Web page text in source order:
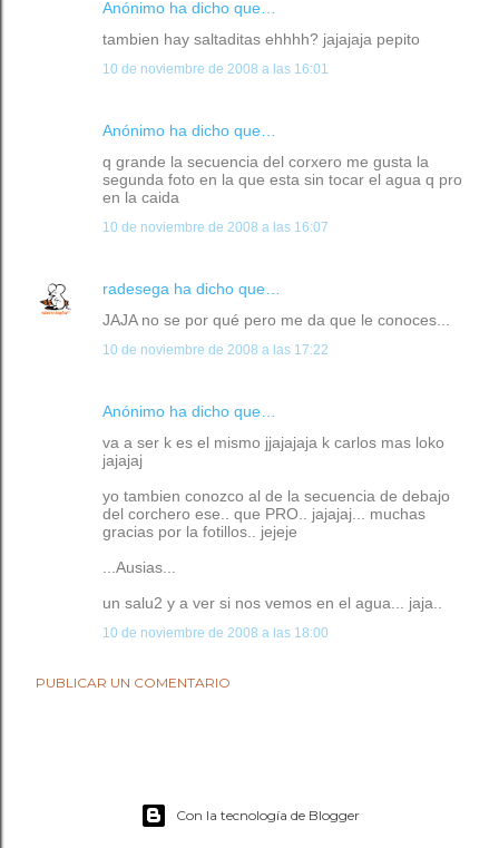
Anónimo ha dicho que…
tambien hay saltaditas ehhhh? jajajaja pepito
10 de noviembre de 2008 a las 16:01
Anónimo ha dicho que…
q grande la secuencia del corxero me gusta la
segunda foto en la que esta sin tocar el agua q pro
en la caida
10 de noviembre de 2008 a las 16:07
radesega ha dicho que…
JAJA no se por qué pero me da que le conoces...
10 de noviembre de 2008 a las 17:22
Anónimo ha dicho que…
va a ser k es el mismo jjajajaja k carlos mas loko
jajajaj
yo tambien conozco al de la secuencia de debajo
del corchero ese.. que PRO.. jajajaj... muchas
gracias por la fotillos.. jejeje
...Ausias...
un salu2 y a ver si nos vemos en el agua... jaja..
10 de noviembre de 2008 a las 18:00
PUBLICAR UN COMENTARIO
Con la tecnología de Blogger